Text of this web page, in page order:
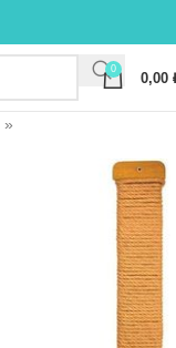
0
0,00
»